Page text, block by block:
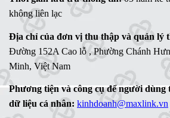
không liên lạc
Địa chỉ của đơn vị thu thập và quản lý
Đường 152A Cao lỗ , Phường Chánh
Minh, Việt Nam
Phương tiện và công cụ để người dùng
dữ liệu cá nhân: kinhdoanh@maxlink.vn